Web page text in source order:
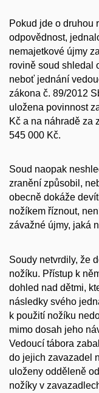
Pokud jde o druhou
odpovědnost,
nemajetkové újmy
rovině soud shledal
neboť jednání
zákona č. 89/2012
uložena povinnost
Kč a na náhradě za
545 000 Kč.
Soud naopak
zranění způsobil,
obecně dokáže
nožíkem říznout,
závažné újmy, jaká
Soudy netvrdily, že
nožíku. Přístup k
dohled nad dětmi,
následky svého
k použití nožíku
mimo dosah jeho
Vedoucí tábora
do jejich zavazadel
uloženy odděleně
nožíky v